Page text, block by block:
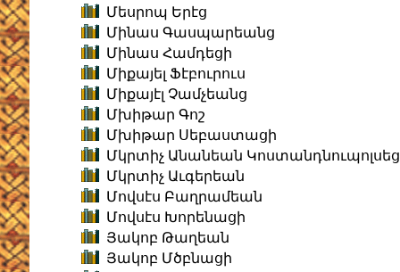
Մեսրոպ Երէց
Մինաս Գասպարեանց
Մինաս Համդեցի
Միքայել Ֆէբուրուս
Միքայէլ Չամչեանց
Մխիթար Գոշ
Մխիթար Սեբաստացի
Մկրտիչ Անանեան
Մկրտիչ Աւգերեան
Մովսէս Բաղրամեան
Մովսէս Խորենացի
Յակոբ Թաղեան
Յակոբ Մծբնացի